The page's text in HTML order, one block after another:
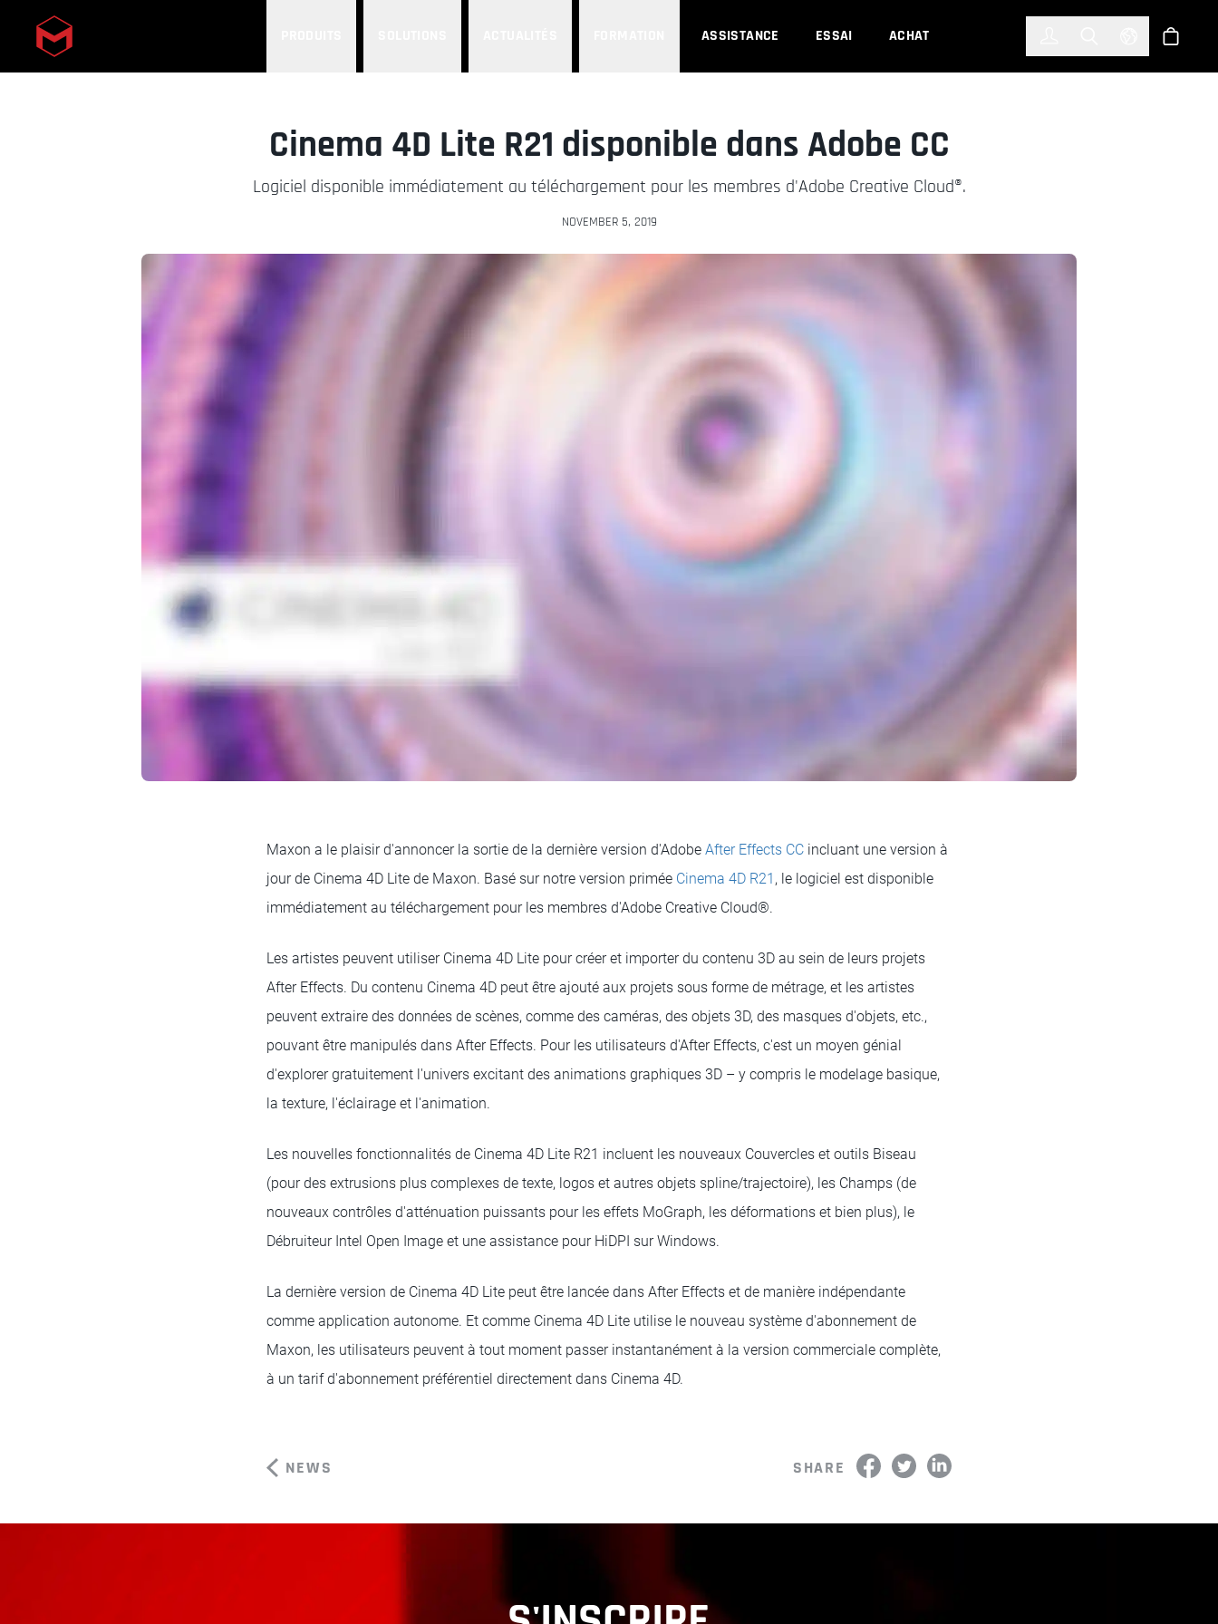
Skip to main content ASSISTANCE ESSAI ACHAT Select
Cinema 4D Lite R21 disponible dans Adobe CC
Logiciel disponible immédiatement au téléchargement pour les membres d'Adobe Creative Cloud®.
NOVEMBER 5, 2019
Maxon a le plaisir d'annoncer la sortie de la dernière version d'Adobe After Effects CC incluant une version à
jour de Cinema 4D Lite de Maxon. Basé sur notre version primée Cinema 4D R21 , le logiciel est disponible
immédiatement au téléchargement pour les membres d'Adobe Creative Cloud®.
Les artistes peuvent utiliser Cinema 4D Lite pour créer et importer du contenu 3D au sein de leurs projets
After Effects. Du contenu Cinema 4D peut être ajouté aux projets sous forme de métrage, et les artistes
peuvent extraire des données de scènes, comme des caméras, des objets 3D, des masques d'objets, etc.,
pouvant être manipulés dans After Effects. Pour les utilisateurs d'After Effects, c'est un moyen génial
d'explorer gratuitement l'univers excitant des animations graphiques 3D – y compris le modelage basique,
la texture, l'éclairage et l'animation.
Les nouvelles fonctionnalités de Cinema 4D Lite R21 incluent les nouveaux Couvercles et outils Biseau
(pour des extrusions plus complexes de texte, logos et autres objets spline/trajectoire), les Champs (de
nouveaux contrôles d'atténuation puissants pour les effets MoGraph, les déformations et bien plus), le
Débruiteur Intel Open Image et une assistance pour HiDPI sur Windows.
La dernière version de Cinema 4D Lite peut être lancée dans After Effects et de manière indépendante
comme application autonome. Et comme Cinema 4D Lite utilise le nouveau système d'abonnement de
Maxon, les utilisateurs peuvent à tout moment passer instantanément à la version commerciale complète,
à un tarif d'abonnement préférentiel directement dans Cinema 4D.
NEWS SHARE